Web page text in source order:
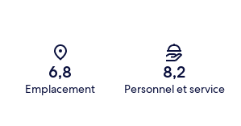
6,8
Emplacement
8,2
Personnel et service